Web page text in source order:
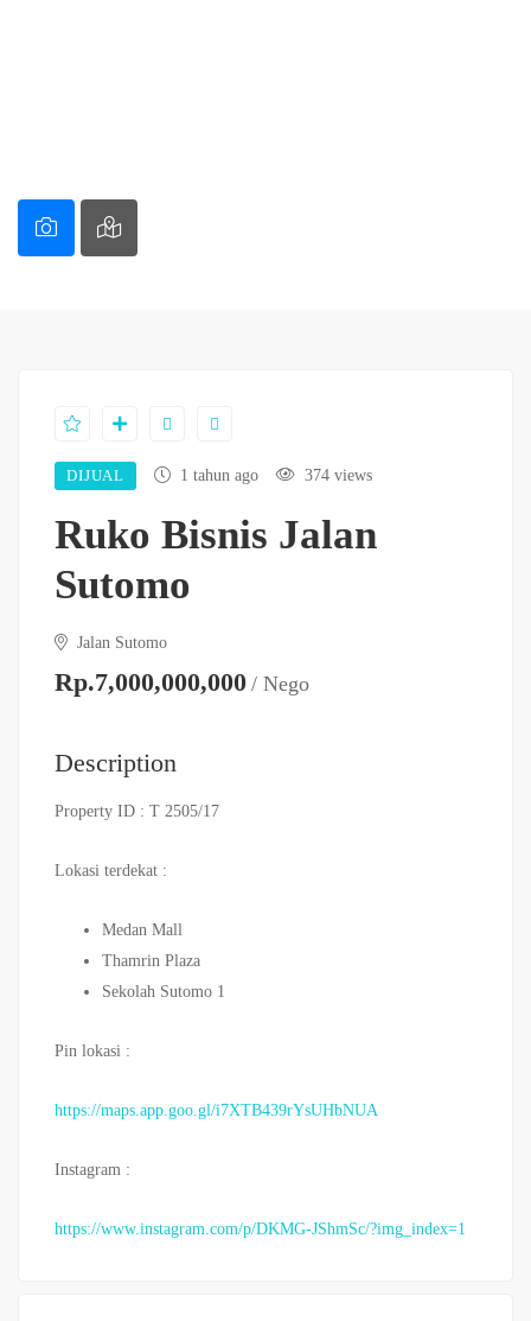
DIJUAL 1 tahun ago 374 views
Ruko Bisnis Jalan
Sutomo
Jalan Sutomo
Rp.7,000,000,000 / Nego
Description
Property ID : T 2505/17
Lokasi terdekat :
Medan Mall
Thamrin Plaza
Sekolah Sutomo 1
Pin lokasi :
https://maps.app.goo.gl/i7XTB439rYsUHbNUA
Instagram :
https://www.instagram.com/p/DKMG-JShmSc/?img_index=1